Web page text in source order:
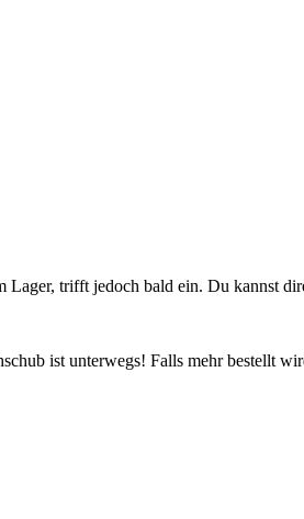
Lager, trifft jedoch bald ein. Du kannst
ist unterwegs! Falls mehr bestellt